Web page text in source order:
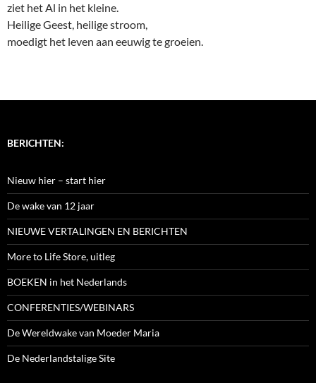
ziet het Al in het kleine.
Heilige Geest, heilige stroom,
moedigt het leven aan eeuwig te groeien.
BERICHTEN:
Nieuw hier – start hier
De wake van 12 jaar
NIEUWE VERTALINGEN EN BERICHTEN
More to Life Store, uitleg
BOEKEN in het Nederlands
CONFERENTIES/WEBINARS
De Wereldwake van Moeder Maria
De Nederlandstalige Site